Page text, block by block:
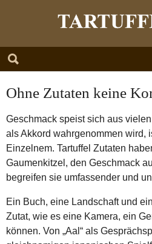
Ohne Zutaten keine
Geschmack speist sich aus
als Akkord wahrgenommen wird,
Einzelnem. Tartuffel Zutaten
Gaumenkitzel, den Geschmack
begreifen sie umfassender und
Ein Buch, eine Landschaft und
Zutat, wie es eine Kamera, ein
können. Von „Aal“ als